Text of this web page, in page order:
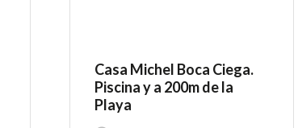
Casa Michel Boca Ciega.
Piscina y a 200m de la
Playa